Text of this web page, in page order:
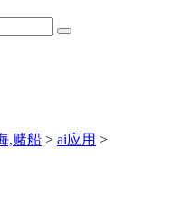
,赌船 > ai应用 >